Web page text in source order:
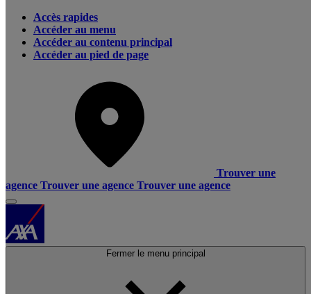
Accès rapides
Accéder au menu
Accéder au contenu principal
Accéder au pied de page
Trouver une
agence Trouver une agence Trouver une agence
Fermer le menu principal